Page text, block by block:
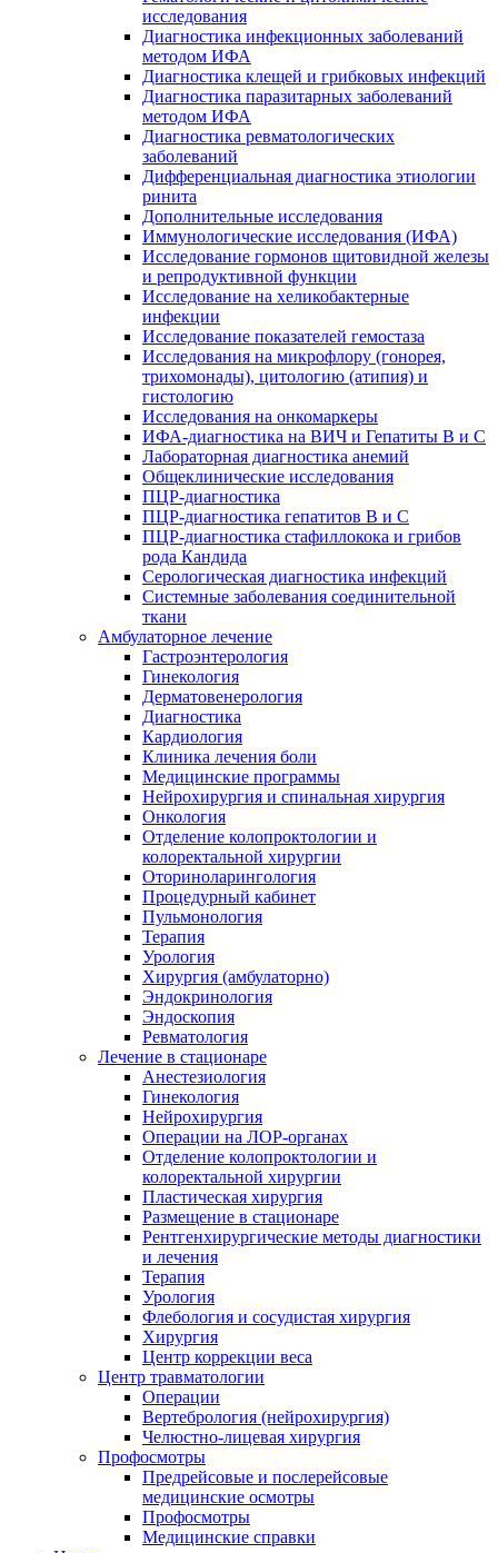
исследования
Диагностика инфекционных заболеваний
методом ИФА
Диагностика клещей и грибковых инфекций
Диагностика паразитарных заболеваний
методом ИФА
Диагностика ревматологических
заболеваний
Дифференциальная диагностика этиологии
ринита
Дополнительные исследования
Иммунологические исследования (ИФА)
Исследование гормонов щитовидной железы
и репродуктивной функции
Исследование на хеликобактерные
инфекции
Исследование показателей гемостаза
Исследования на микрофлору (гонорея,
трихомонады), цитологию (атипия) и
гистологию
Исследования на онкомаркеры
ИФА-диагностика на ВИЧ и Гепатиты B и C
Лабораторная диагностика анемий
Общеклинические исследования
ПЦР-диагностика
ПЦР-диагностика гепатитов B и C
ПЦР-диагностика стафиллокока и грибов
рода Кандида
Серологическая диагностика инфекций
Системные заболевания соединительной
ткани
Амбулаторное лечение
Гастроэнтерология
Гинекология
Дерматовенерология
Диагностика
Кардиология
Клиника лечения боли
Медицинские программы
Нейрохирургия и спинальная хирургия
Онкология
Отделение колопроктологии и
колоректальной хирургии
Оториноларингология
Процедурный кабинет
Пульмонология
Терапия
Урология
Хирургия (амбулаторно)
Эндокринология
Эндоскопия
Ревматология
Лечение в стационаре
Анестезиология
Гинекология
Нейрохирургия
Операции на ЛОР-органах
Отделение колопроктологии и
колоректальной хирургии
Пластическая хирургия
Размещение в стационаре
Рентгенхирургические методы диагностики
и лечения
Терапия
Урология
Флебология и сосудистая хирургия
Хирургия
Центр коррекции веса
Центр травматологии
Операции
Вертебрология (нейрохирургия)
Челюстно-лицевая хирургия
Профосмотры
Предрейсовые и послерейсовые
медицинские осмотры
Профосмотры
Медицинские справки